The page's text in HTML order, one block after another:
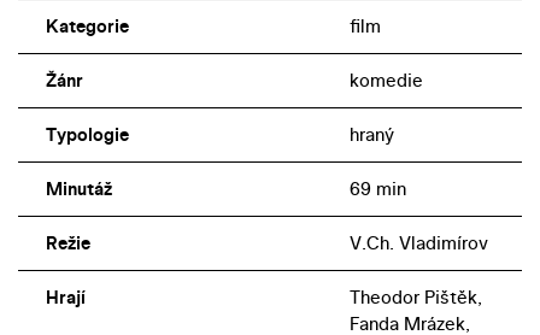
Kategorie film
Žánr komedie
Typologie hraný
Minutáž 69 min
Režie V.Ch. Vladimírov
Hrají
Theodor Pištěk,
Fanda Mrázek,